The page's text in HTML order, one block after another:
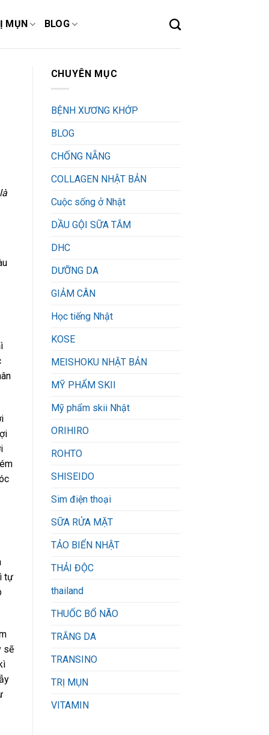
MỤN BLOG
tự
sẽ
CHUYÊN MỤC
BỆNH XƯƠNG KHỚP
BLOG
CHỐNG NẴNG
COLLAGEN NHẬT BẢN
Cuộc sống ở Nhật
DẦU GỘI SỮA TẮM
DHC
DƯỠNG DA
GIẢM CÂN
Học tiếng Nhật
KOSE
MEISHOKU NHẬT BẢN
MỸ PHẨM SKII
Mỹ phẩm skii Nhật
ORIHIRO
ROHTO
SHISEIDO
Sim điện thoại
SỮA RỬA MẶT
TẢO BIỂN NHẬT
THẢI ĐỘC
thailand
THUỐC BỔ NÃO
TRẮNG DA
TRANSINO
TRỊ MỤN
VITAMIN